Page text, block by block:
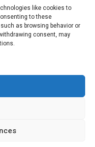
like cookies to
to these
as browsing behavior or
consent, may
designed by